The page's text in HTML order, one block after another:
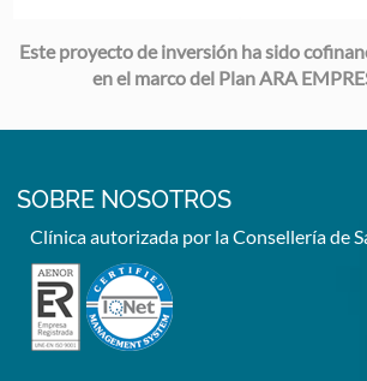
Este proyecto de inversión ha sido
en el marco del Plan ARA
SOBRE NOSOTROS
Clínica autorizada por la Consellería de